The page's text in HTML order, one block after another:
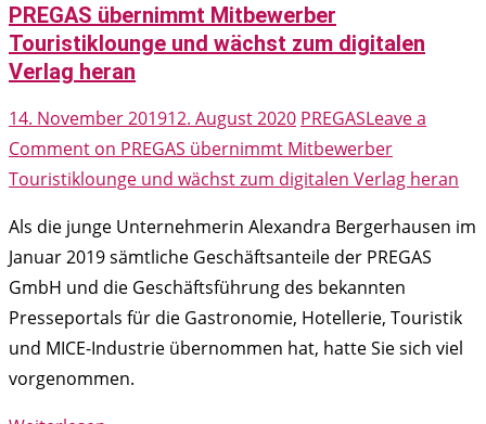
PREGAS übernimmt Mitbewerber
Touristiklounge und wächst zum digitalen
Verlag heran
14. November 201912. August 2020 PREGASLeave a
Comment on PREGAS übernimmt Mitbewerber
Touristiklounge und wächst zum digitalen Verlag heran
Als die junge Unternehmerin Alexandra Bergerhausen im
Januar 2019 sämtliche Geschäftsanteile der PREGAS
GmbH und die Geschäftsführung des bekannten
Presseportals für die Gastronomie, Hotellerie, Touristik
und MICE-Industrie übernommen hat, hatte Sie sich viel
vorgenommen.